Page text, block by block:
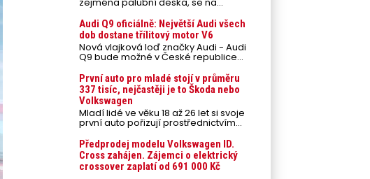
přímém slunci může během letních
veder rozpálit až na 80 °C. Takové
teploty představují nebezpečí pro
odložené mobilní telefony,
powerbanky nebo notebooky. Můžou
urychlit stárnutí baterií, poškodit
případech i zvýšit riziko požáru.
Audi Q9 oficiálně: Největší Audi všech
dob dostane třílitový motor V6
Nová vlajková loď značky Audi - Audi
Q9 bude možné v České republice
objednávat od prvního srpnového
týdne 2026, kde budou oznámeny
také české ceny.
První auto pro mladé stojí v průměru
337 tisíc, nejčastěji je to Škoda nebo
Volkswagen
Mladí lidé ve věku 18 až 26 let si svoje
první auto pořizují prostřednictvím
úvěrového financování jako ojeté. Je
to tak u 93,3 % lidí, jen 6,7 % si pořídí
nové auto. Průměrná pořizovací
cena vozu dosahuje 337 tisíc korun a
průměrná financovaná částka
Předprodej modelu Volkswagen ID.
Cross zahájen. Zájemci o elektrický
crossover zaplatí od 691 000 Kč